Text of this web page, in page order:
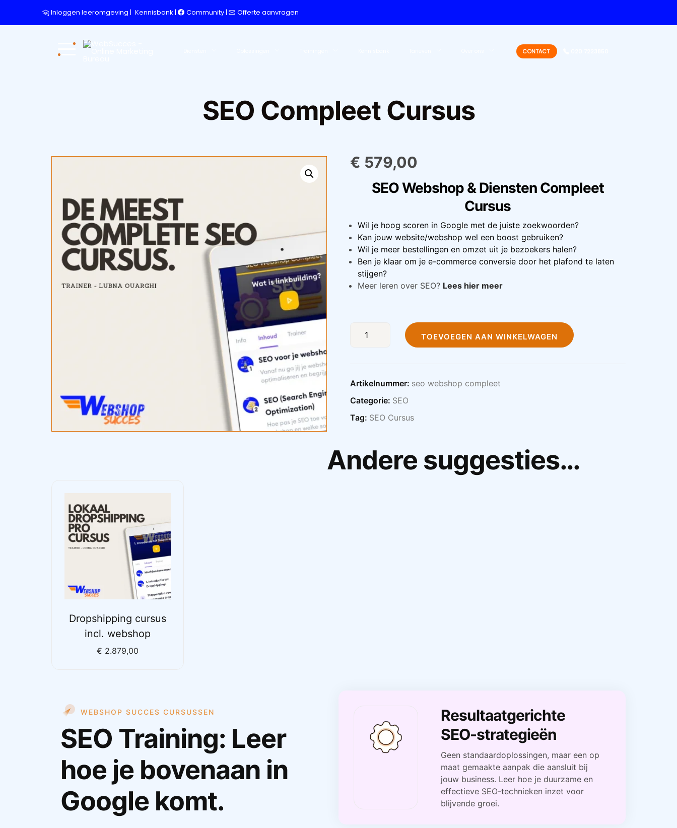
Inloggen leeromgeving | Kennisbank | Community| Offerte aanvragen
CONTACT
SEO Compleet Cursus
€ 579,00
SEO Webshop & Diensten Compleet
Cursus
Wil je hoog scoren in Google met de juiste zoekwoorden?
Kan jouw website/webshop wel een boost gebruiken?
Wil je meer bestellingen en omzet uit je bezoekers halen?
Ben je klaar om je e-commerce conversie door het plafond te laten
stijgen?
Meer leren over SEO? Lees hier meer
TOEVOEGEN AAN WINKELWAGEN
Artikelnummer: seo webshop compleet
Categorie: SEO
Tag: SEO Cursus
Andere suggesties…
Dropshipping cursus
incl. webshop
€ 2.879,00
WEBSHOP SUCCES CURSUSSEN
SEO Training: Leer
hoe je bovenaan in
Google komt.
Resultaatgerichte
SEO-strategieën
Geen standaardoplossingen, maar een op
maat gemaakte aanpak die aansluit bij
jouw business. Leer hoe je duurzame en
effectieve SEO-technieken inzet voor
blijvende groei.